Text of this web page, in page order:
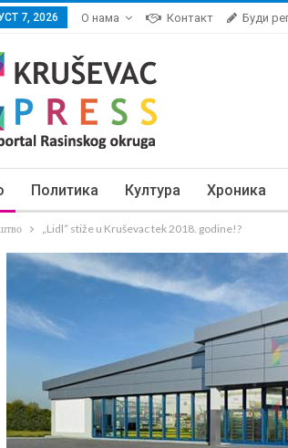
7, 2026 О нама Контакт Буди
Политика Култура Хроника
„Lidl“ stiže u Kruševac tek 2018. godine!?